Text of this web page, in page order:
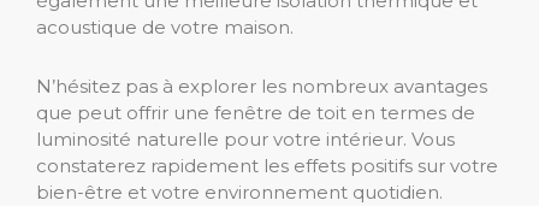
acoustique de votre maison.
N’hésitez pas à explorer les nombreux avantages
que peut offrir une fenêtre de toit en termes de
luminosité naturelle pour votre intérieur. Vous
constaterez rapidement les effets positifs sur votre
bien-être et votre environnement quotidien.